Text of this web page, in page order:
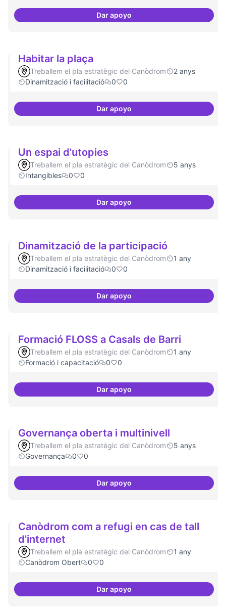
Dar apoyoProjectes de recerca
Habitar la plaça
Treballem el pla estratègic del Canòdrom
2 anys
Dinamització i facilitació
0 0
Dar apoyoHabitar la plaça
Un espai d'utopies
Treballem el pla estratègic del Canòdrom
5 anys
Intangibles
0 0
Dar apoyoUn espai d'utopies
Dinamització de la participació
Treballem el pla estratègic del Canòdrom
1 any
Dinamització i facilitació
0 0
Dar apoyoDinamització de la participació
Formació FLOSS a Casals de Barri
Treballem el pla estratègic del Canòdrom
1 any
Formació i capacitació
0 0
Dar apoyoFormació FLOSS a Casals de
Governança oberta i multinivell
Treballem el pla estratègic del Canòdrom
5 anys
Governança
0 0
Dar apoyoGovernança oberta i multinivell
Canòdrom com a refugi en cas de tall
d'internet
Treballem el pla estratègic del Canòdrom
1 any
Canòdrom Obert
0 0
Dar apoyoCanòdrom com a refugi en cas